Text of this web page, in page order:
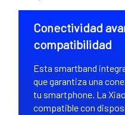
Conectividad
compatibilidad
Esta smartband
que garantiza una
tu smartphone. La
compatible con